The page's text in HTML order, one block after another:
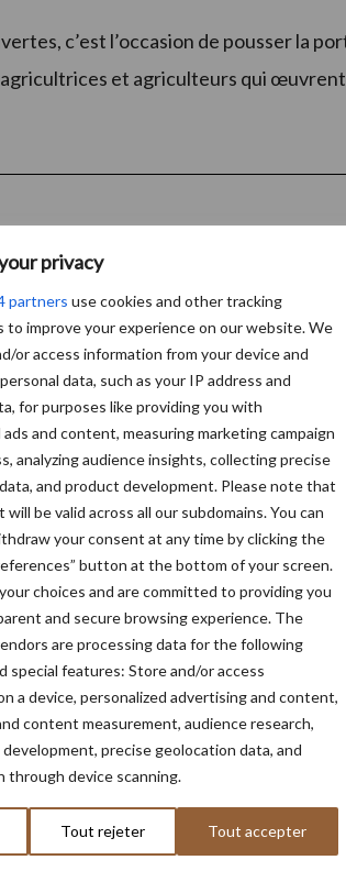
privacy
partners use cookies and other tracking
to improve your experience on our website. We
or access information from your device and
data, such as your IP address and
for purposes like providing you with
and content, measuring marketing campaign
analyzing audience insights, collecting precise
and product development. Please note that
be valid across all our subdomains. You can
your consent at any time by clicking the
button at the bottom of your screen.
choices and are committed to providing you
and secure browsing experience. The
are processing data for the following
special features: Store and/or access
a device, personalized advertising and content,
content measurement, audience research,
precise geolocation data, and
through device scanning.
Tout rejeter Tout accepter
c’est l’occasion de pousser la
et agriculteurs qui
à la newsletter